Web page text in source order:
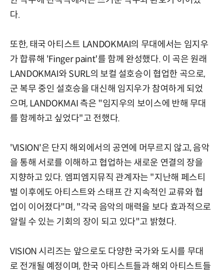
다.
또한, 태국 아티스트 LANDOKMAI의 무대에서는 임지우
가 합류해 'Finger paint'를 함께 완성했다. 이 곡은 원래
LANDOKMAI와 SURL의 보컬 설호승이 협업한 곡으로,
군 복무 중인 설호승을 대신해 임지우가 참여하게 되었
으며, LANDOKMAI 측은 "임지우의 보이스에 반해 무대
를 함께하고 싶었다"고 전했다.
'VISION'은 단지 해외에서의 공연에 머무르지 않고, 음악
을 통해 서로를 이해하고 협업하는 새로운 연결의 장을
지향하고 있다. 엠피엠지뮤직 관계자는 "지난해 페스티
벌 이후에도 아티스트와 스태프 간 지속적인 교류와 협
업이 이어졌다"며, "각국 음악의 매력을 보다 효과적으로
알릴 수 있는 기회의 장이 되고 있다"고 밝혔다.
VISION 시리즈는 앞으로도 다양한 국가와 도시를 무대
로 전개될 예정이며, 한국 아티스트들과 해외 아티스트들